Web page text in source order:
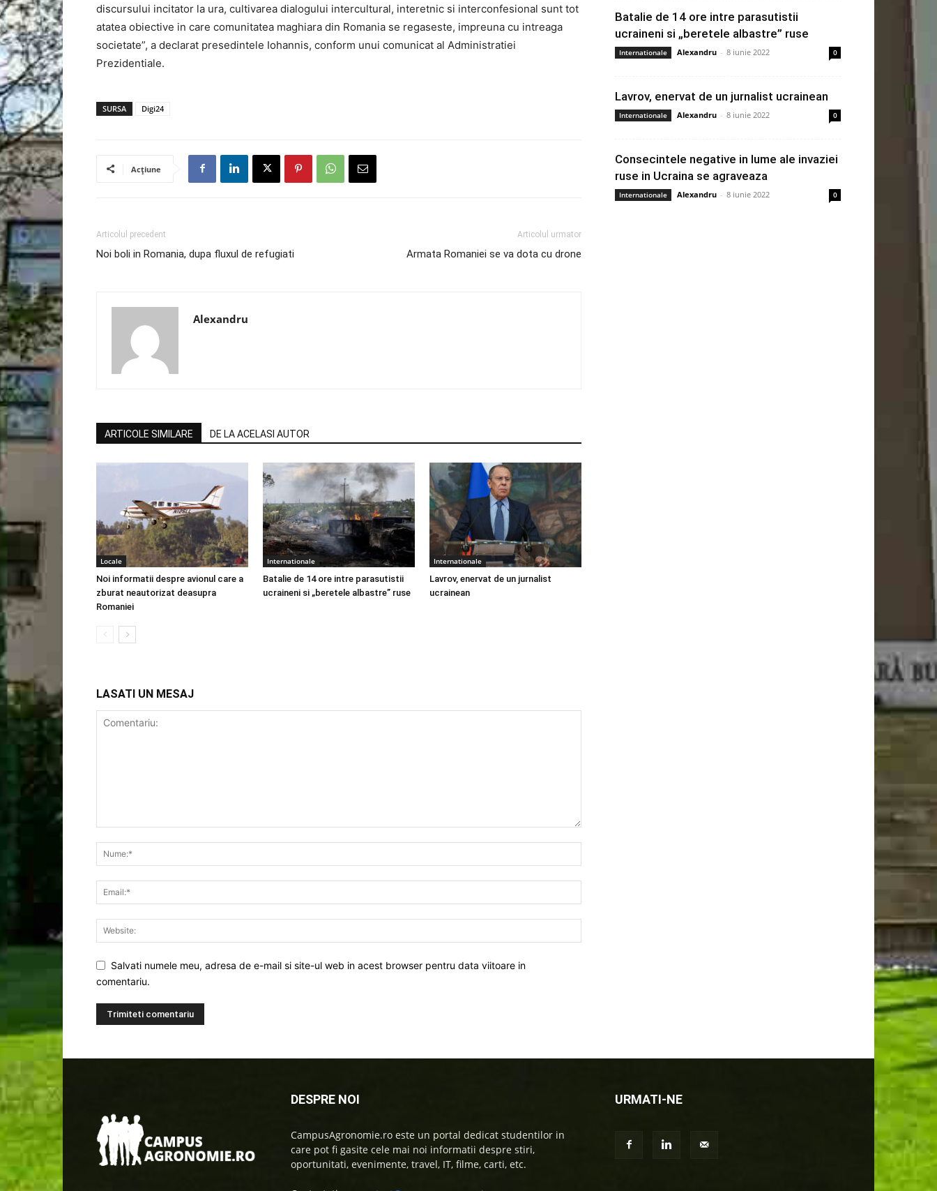
discursului incitator la ura, cultivarea dialogului intercultural, interetnic si interconfesional sunt tot
atatea obiective in care comunitatea maghiara din Romania se regaseste, impreuna cu intreaga
societate”, a declarat presedintele Iohannis, conform unui comunicat al Administratiei
Prezidentiale.
SURSA Digi24
Acțiune
Articolul precedent
Noi boli in Romania, dupa fluxul de refugiati
Articolul urmator
Armata Romaniei se va dota cu drone
Alexandru
ARTICOLE SIMILARE DE LA ACELASI AUTOR
Locale
Noi informatii despre avionul care a
zburat neautorizat deasupra
Romaniei
Internationale
Batalie de 14 ore intre parasutistii
ucraineni si „beretele albastre” ruse
Internationale
Lavrov, enervat de un jurnalist
ucrainean
LASATI UN MESAJ
Salvati numele meu, adresa de e-mail si site-ul web in acest browser pentru data viitoare in
comentariu.
Batalie de 14 ore intre parasutistii
ucraineni si „beretele albastre” ruse
Internationale Alexandru - 8 iunie 2022 0
Lavrov, enervat de un jurnalist ucrainean
Internationale Alexandru - 8 iunie 2022 0
Consecintele negative in lume ale invaziei
ruse in Ucraina se agraveaza
Internationale Alexandru - 8 iunie 2022 0
DESPRE NOI
CampusAgronomie.ro este un portal dedicat studentilor in
care pot fi gasite cele mai noi informatii despre stiri,
oportunitati, evenimente, travel, IT, filme, carti, etc.
URMATI-NE